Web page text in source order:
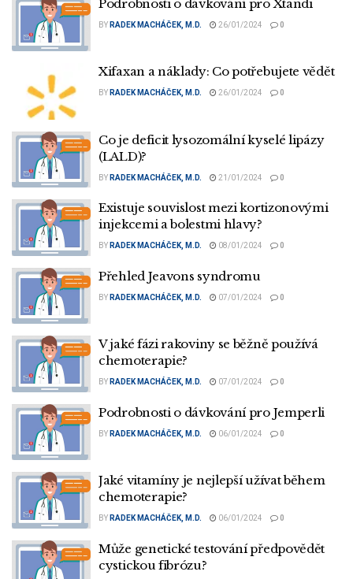
Podrobnosti o dávkování pro Xtandi
BY RADEK MACHÁČEK, M.D. 26/01/2024 0
Xifaxan a náklady: Co potřebujete vědět
BY RADEK MACHÁČEK, M.D. 26/01/2024 0
Co je deficit lysozomální kyselé lipázy
(LALD)?
BY RADEK MACHÁČEK, M.D. 21/01/2024 0
Existuje souvislost mezi kortizonovými
injekcemi a bolestmi hlavy?
BY RADEK MACHÁČEK, M.D. 08/01/2024 0
Přehled Jeavons syndromu
BY RADEK MACHÁČEK, M.D. 07/01/2024 0
V jaké fázi rakoviny se běžně používá
chemoterapie?
BY RADEK MACHÁČEK, M.D. 07/01/2024 0
Podrobnosti o dávkování pro Jemperli
BY RADEK MACHÁČEK, M.D. 06/01/2024 0
Jaké vitamíny je nejlepší užívat během
chemoterapie?
BY RADEK MACHÁČEK, M.D. 06/01/2024 0
Může genetické testování předpovědět
cystickou fibrózu?